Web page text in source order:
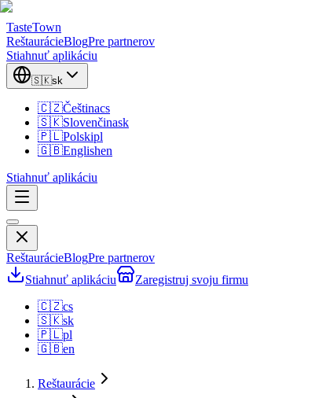
TasteTown
ReštaurácieBlogPre partnerov
Stiahnuť aplikáciu
🇸🇰sk
🇨🇿Češtinacs
🇸🇰Slovenčinask
🇵🇱Polskipl
🇬🇧Englishen
Stiahnuť aplikáciu
ReštaurácieBlogPre partnerov
Stiahnuť aplikáciu
Zaregistruj svoju firmu
🇨🇿cs
🇸🇰sk
🇵🇱pl
🇬🇧en
Reštaurácie